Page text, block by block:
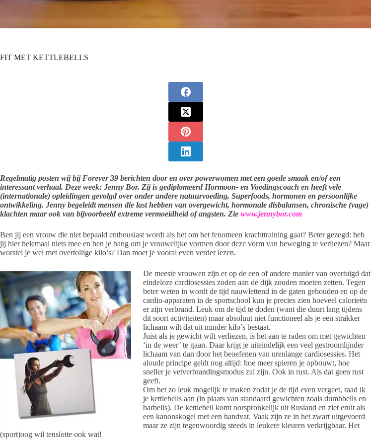
FIT MET KETTLEBELLS
Regelmatig posten wij bij Forever 39 berichten door en over powerwomen met een goede smaak en/of een
interessant verhaal. Deze week: Jenny Bor. Zij is gediplomeerd Hormoon- en Voedingscoach en heeft vele
(internationale) opleidingen gevolgd over onder andere natuurvoeding, Superfoods, hormonen en persoonlijke
ontwikkeling. Jenny begeleidt mensen die last hebben van overgewicht, hormonale disbalansen, chronische (vage)
klachten maar ook van bijvoorbeeld extreme vermoeidheid of angsten. Zie www.jennybor.com
Ben jij een vrouw die niet bepaald enthousiast wordt als het om het fenomeen krachttraining gaat? Beter gezegd: heb
jij hier helemaal niets mee en ben je bang om je vrouwelijke vormen door deze vorm van beweging te verliezen? Maar
worstel je wel met overtollige kilo’s? Dan moet je vooral even verder lezen.
De meeste vrouwen zijn er op de een of andere manier van overtuigd dat
eindeloze cardiosessies zoden aan de dijk zouden moeten zetten. Tegen
beter weten in wordt de tijd nauwlettend in de gaten gehouden en op de
cardio-apparaten in de sportschool kun je precies zien hoeveel calorieën
er zijn verbrand. Leuk om de tijd te doden (want die duurt lang tijdens
dit soort activiteiten) maar absoluut niet functioneel als je een strakker
lichaam wilt dat uit minder kilo’s bestaat.
Juist als je gewicht wilt verliezen, is het aan te raden om met gewichten
‘in de weer’ te gaan. Daar krijg je uiteindelijk een veel gestroomlijnder
lichaam van dan door het beoefenen van urenlange cardiosessies. Het
aloude principe geldt nog altijd: hoe meer spieren je opbouwt, hoe
sneller je vetverbrandingsmodus zal zijn. Ook in rust. Als dat geen rust
geeft.
Om het zo leuk mogelijk te maken zodat je de tijd even vergeet, raad ik
je kettlebells aan (in plaats van standaard gewichten zoals dumbbells en
barbells). De kettlebell komt oorspronkelijk uit Rusland en ziet eruit als
een kanonskogel met een handvat. Vaak zijn ze in het zwart uitgevoerd
maar ze zijn tegenwoordig steeds in leukere kleuren verkrijgbaar. Het
(sport)oog wil tenslotte ook wat!